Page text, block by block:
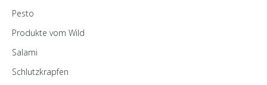
Pesto
Produkte vom Wild
Salami
Schlutzkrapfen